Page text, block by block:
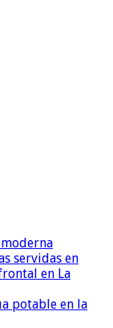
servidas en
en La
potable en la